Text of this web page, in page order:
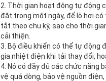
2. Thời gian hoạt động tự động
đặt trong một ngày, để lò hơi
tắt theo chu kỳ, sao cho thời
cải thiện.
3. Bộ điều khiển có thể tự động
gia nhiệt điện khi tải thay đổi,
4. Nó có đầy đủ các chức năng
vệ quá dòng, bảo vệ nguồn